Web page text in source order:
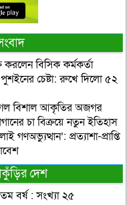
করলেন বিসিক কর্মকর্তা
পুশইনের চেষ্টা: রুখে দিলো ৫২
বিশাল আকৃতির অজগর
চা বিক্রয়ে নতুন ইতিহাস
গণঅভ্যুত্থান’: প্রত্যাশা-প্রাপ্তি
দেশ
বর্ষ : সংখ্যা ২৫